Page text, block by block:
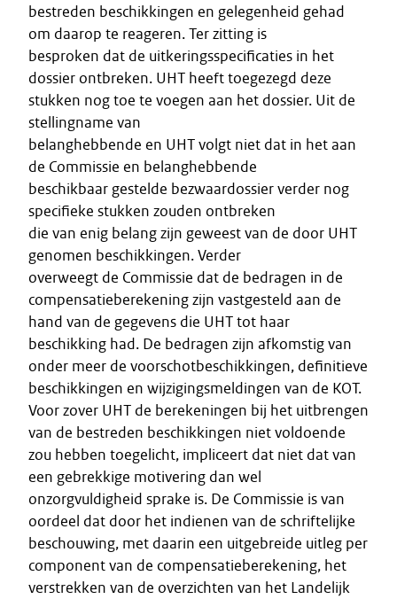
bestreden beschikkingen en gelegenheid gehad
om daarop te reageren. Ter zitting is
besproken dat de uitkeringsspecificaties in het
dossier ontbreken. UHT heeft toegezegd deze
stukken nog toe te voegen aan het dossier. Uit de
stellingname van
belanghebbende en UHT volgt niet dat in het aan
de Commissie en belanghebbende
beschikbaar gestelde bezwaardossier verder nog
specifieke stukken zouden ontbreken
die van enig belang zijn geweest van de door UHT
genomen beschikkingen. Verder
overweegt de Commissie dat de bedragen in de
compensatieberekening zijn vastgesteld aan de
hand van de gegevens die UHT tot haar
beschikking had. De bedragen zijn afkomstig van
onder meer de voorschotbeschikkingen, definitieve
beschikkingen en wijzigingsmeldingen van de KOT.
Voor zover UHT de berekeningen bij het uitbrengen
van de bestreden beschikkingen niet voldoende
zou hebben toegelicht, impliceert dat niet dat van
een gebrekkige motivering dan wel
onzorgvuldigheid sprake is. De Commissie is van
oordeel dat door het indienen van de schriftelijke
beschouwing, met daarin een uitgebreide uitleg per
component van de compensatieberekening, het
verstrekken van de overzichten van het Landelijk